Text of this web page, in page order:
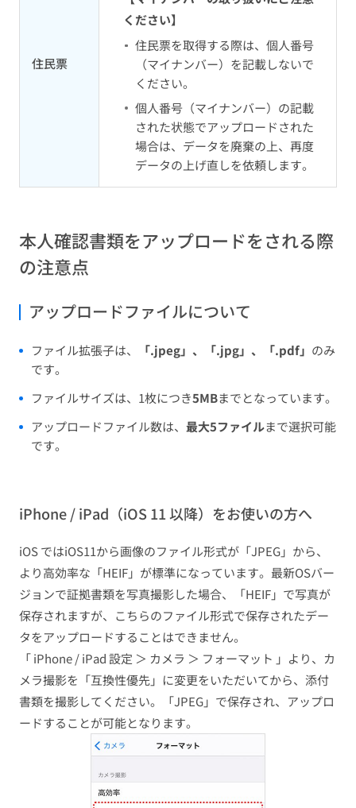
住民票
ください】
住民票を取得する際は、個人番号
（マイナンバー）を記載しないで
ください。
個人番号（マイナンバー）の記載
された状態でアップロードされた
場合は、データを廃棄の上、再度
データの上げ直しを依頼します。
本人確認書類をアップロードをされる際
の注意点
アップロードファイルについて
ファイル拡張子は、 「.jpeg」、「.jpg」、「.pdf」 のみ
です。
ファイルサイズは、1枚につき5MBまでとなっています。
アップロードファイル数は、 最大5ファイルまで選択可能
です。
iPhone / iPad（iOS 11 以降）をお使いの方へ
iOS ではiOS11から画像のファイル形式が「JPEG」から、
より高効率な「HEIF」が標準になっています。最新OSバー
ジョンで証拠書類を写真撮影した場合、「HEIF」で写真が
保存されますが、こちらのファイル形式で保存されたデー
タをアップロードすることはできません。
「 iPhone / iPad 設定 ＞ カメラ ＞ フォーマット 」より、カ
メラ撮影を「互換性優先」に変更をいただいてから、添付
書類を撮影してください。「JPEG」で保存され、アップロ
ードすることが可能となります。